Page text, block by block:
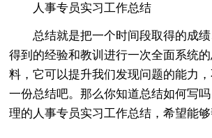
人事专员实习工作总结
总结就是把一个时间段取得的成
得到的经验和教训进行一次全面系统
料，它可以提升我们发现问题的能力
一份总结吧。那么你知道总结如何写
理的人事专员实习工作总结，希望能够